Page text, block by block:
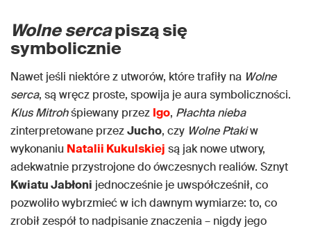
Wolne sercapiszą się
symbolicznie
Nawet jeśli niektóre z utworów, które trafiły na Wolne
serca, są wręcz proste, spowija je aura symboliczności.
Klus Mitrohśpiewany przez Igo, Płachta nieba
zinterpretowane przezJucho, czy Wolne Ptakiw
wykonaniu Natalii Kukulskiej są jak nowe utwory,
adekwatnie przystrojone do ówczesnych realiów. Sznyt
Kwiatu Jabłoni jednocześnie je uwspółcześnił, co
pozwoliło wybrzmieć w ich dawnym wymiarze: to, co
zrobił zespół to nadpisanie znaczenia – nigdy jego